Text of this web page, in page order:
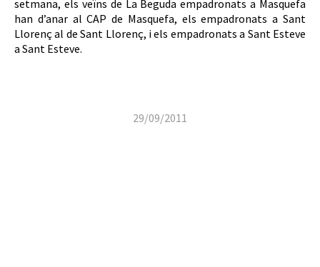
setmana, els veïns de La Beguda empadronats a Masquefa
han d’anar al CAP de Masquefa, els empadronats a Sant
Llorenç al de Sant Llorenç, i els empadronats a Sant Esteve
a Sant Esteve.
29/09/2011